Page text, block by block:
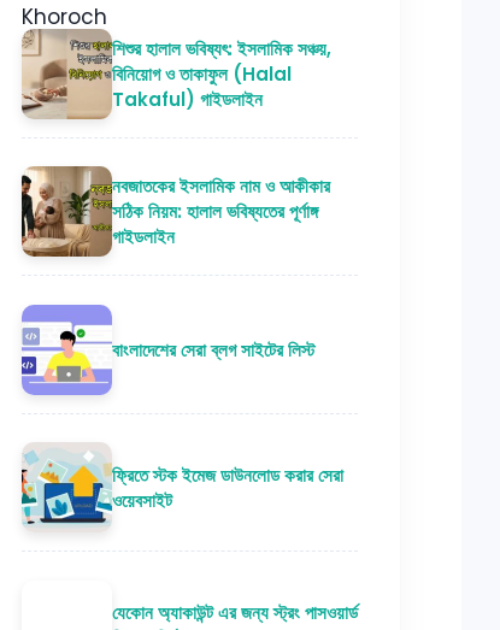
শিশুর হালাল ভবিষ্যৎ: ইসলামিক সঞ্চয়,
বিনিয়োগ ও তাকাফুল (Halal
Takaful) গাইডলাইন
নবজাতকের ইসলামিক নাম ও আকীকার
সঠিক নিয়ম: হালাল ভবিষ্যতের পূর্ণাঙ্গ
গাইডলাইন
বাংলাদেশের সেরা ব্লগ সাইটের লিস্ট
ফ্রিতে স্টক ইমেজ ডাউনলোড করার সেরা
ওয়েবসাইট
যেকোন অ্যাকাউন্ট এর জন্য স্ট্রং পাসওয়ার্ড